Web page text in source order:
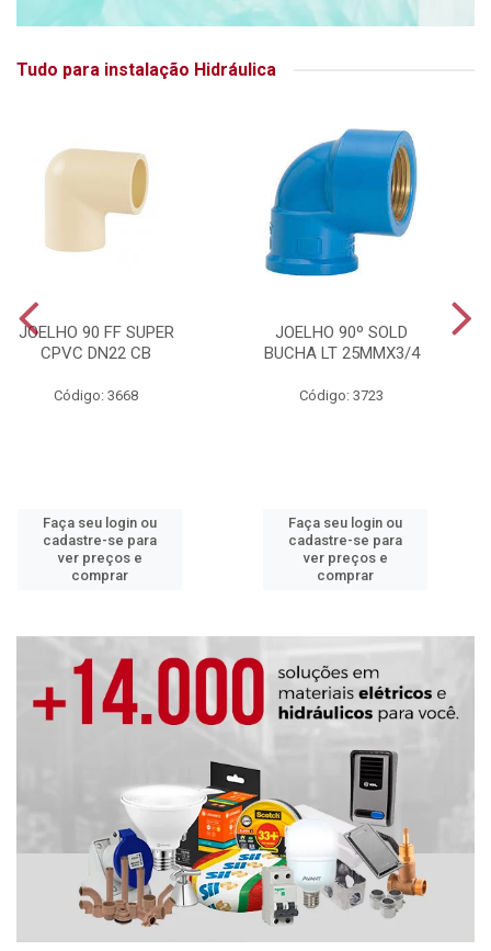
Tudo para instalação Hidráulica
JOELHO 90 FF SUPER
CPVC DN22 CB
Código: 3668
Faça seu login ou
cadastre-se para
ver preços e
comprar
JOELHO 90º SOLD
BUCHA LT 25MMX3/4
Código: 3723
Faça seu login ou
cadastre-se para
ver preços e
comprar